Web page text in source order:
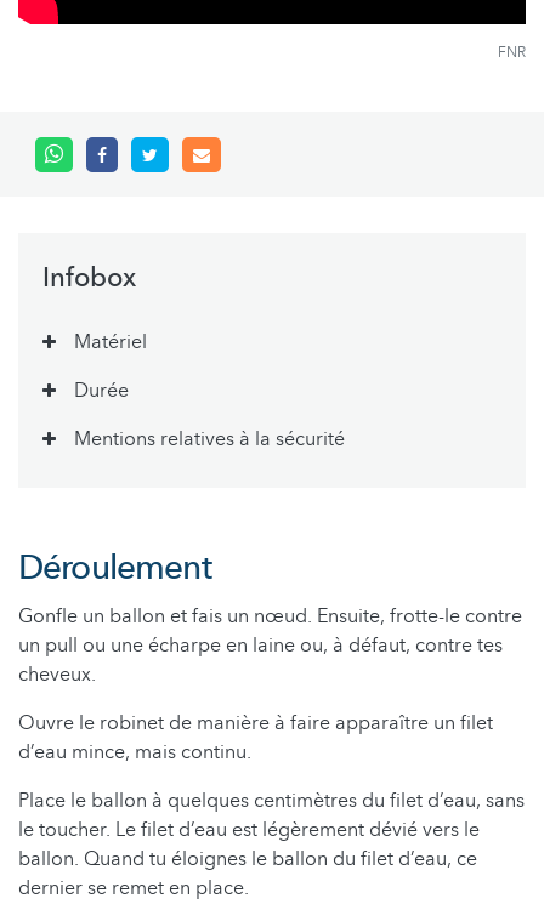
FNR
Infobox
Matériel
Durée
Mentions relatives à la sécurité
Déroulement
Gonfle un ballon et fais un nœud. Ensuite, frotte-le contre
un pull ou une écharpe en laine ou, à défaut, contre tes
cheveux.
Ouvre le robinet de manière à faire apparaître un filet
d’eau mince, mais continu.
Place le ballon à quelques centimètres du filet d’eau, sans
le toucher. Le filet d’eau est légèrement dévié vers le
ballon. Quand tu éloignes le ballon du filet d’eau, ce
dernier se remet en place.